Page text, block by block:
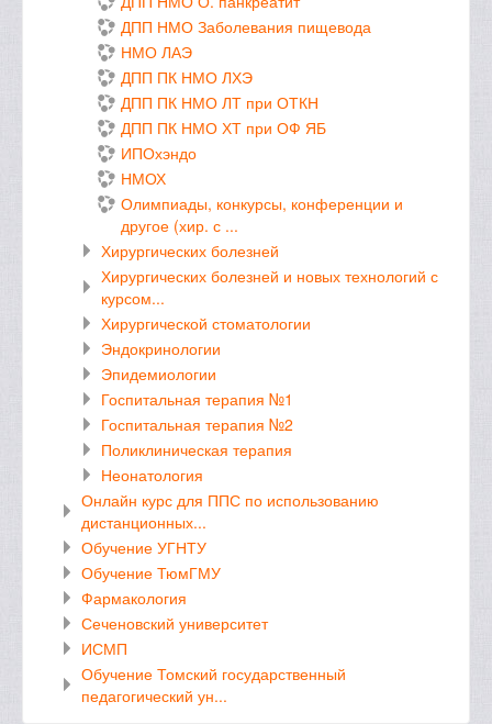
ДПП НМО Заболевания пищевода
НМО ЛАЭ
ДПП ПК НМО ЛХЭ
ДПП ПК НМО ЛТ при ОТКН
ДПП ПК НМО ХТ при ОФ ЯБ
ИПОхэндо
НМОХ
Олимпиады, конкурсы, конференции и
другое (хир. с ...
Хирургических болезней
Хирургических болезней и новых технологий с
курсом...
Хирургической стоматологии
Эндокринологии
Эпидемиологии
Госпитальная терапия №1
Госпитальная терапия №2
Поликлиническая терапия
Неонатология
Онлайн курс для ППС по использованию
дистанционных...
Обучение УГНТУ
Обучение ТюмГМУ
Фармакология
Сеченовский университет
ИСМП
Обучение Томский государственный
педагогический ун...